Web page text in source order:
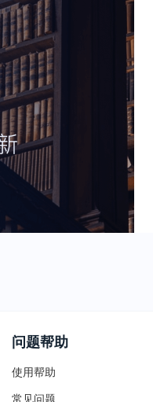
问题帮助
使用帮助
常见问题